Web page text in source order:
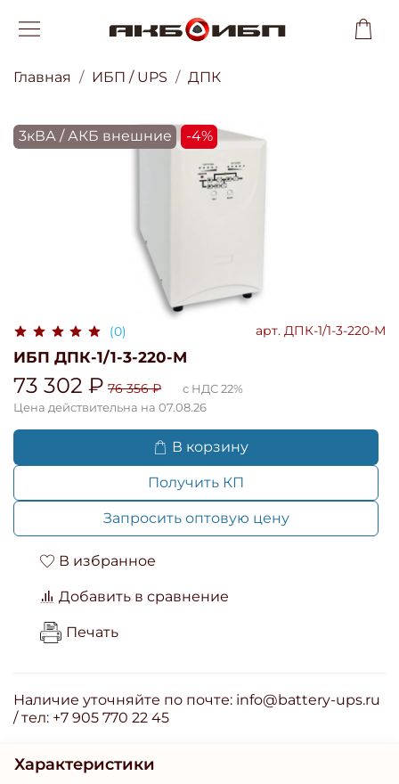
Главная ИБП / UPS ДПК
3кВА / АКБ внешние -4%
(0) арт. ДПК-1/1-3-220-М
ИБП ДПК-1/1-3-220-М
73 302 ₽ 76 356 ₽
с НДС 22%
Цена действительна на 07.08.26
В корзину
Получить КП
Запросить оптовую цену
В избранное
Добавить в сравнение
Печать
Наличие уточняйте по почте: info@battery-ups.ru
/ тел: +7 905 770 22 45
Характеристики